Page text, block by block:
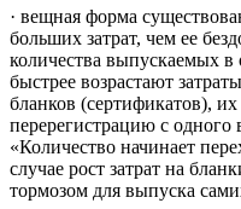
· вещная форма
больших затрат, чем ее
количества выпускаемых
быстрее возрастают
бланков (сертификатов),
перерегистрацию с одного
«Количество начинает
случае рост затрат на
тормозом для выпуска